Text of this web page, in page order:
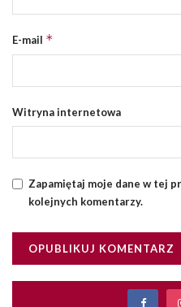
E-mail *
Witryna internetowa
Zapamiętaj moje dane w tej
kolejnych komentarzy.